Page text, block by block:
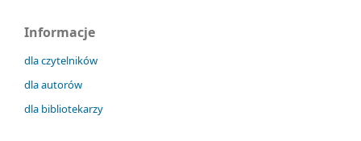
Informacje
dla czytelników
dla autorów
dla bibliotekarzy